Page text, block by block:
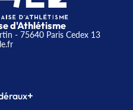
d'Athlétisme
- 75640 Paris Cedex 13
+